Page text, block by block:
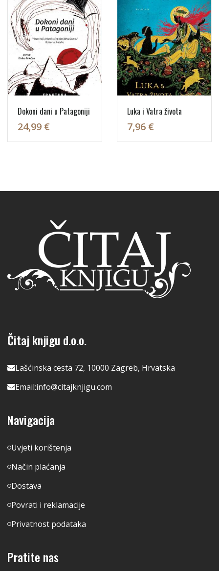
Dokoni dani u Patagoniji
24,99 €
Luka i Vatra života
7,96 €
Čitaj knjigu d.o.o.
Lašćinska cesta 72, 10000 Zagreb, Hrvatska
Email:info@citajknjigu.com
Navigacija
Uvjeti korištenja
Način plaćanja
Dostava
Povrati i reklamacije
Privatnost podataka
Pratite nas